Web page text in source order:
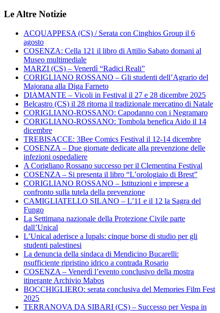
Le Altre Notizie
ACQUAPPESA (CS) / Serata con Cinghios Group il 6
agosto
COSENZA: Cella 121 il libro di Attilio Sabato domani al
Museo multimediale
MARZI (CS) – Venerdì “Radici Reali”
CORIGLIANO ROSSANO – Gli studenti dell’Agrario del
Majorana alla Diga Farneto
DIAMANTE – Vicoli in Festival il 27 e 28 dicembre 2025
Belcastro (CS) il 28 ritorna il tradizionale mercatino di Natale
CORIGLIANO-ROSSANO: Capodanno con i Negramaro
CORIGLIANO-ROSSANO: Tombola benefica Aido il 14
dicembre
TREBISACCE: 3Bee Comics Festival il 12-14 dicembre
COSENZA – Due giornate dedicate alla prevenzione delle
infezioni ospedaliere
A Corigliano Rossano successo per il Clementina Festival
COSENZA – Si presenta il libro “L’orologiaio di Brest”
CORIGLIANO ROSSANO – Istituzioni e imprese a
confronto sulla tutela della prevenzione
CAMIGLIATELLO SILANO – L’11 e il 12 la Sagra del
Fungo
La Settimana nazionale della Protezione Civile parte
dall’Unical
L’Unical aderisce a Iupals: cinque borse di studio per gli
studenti palestinesi
La denuncia della sindaca di Mendicino Bucarelli:
nsufficiente ripristino idrico a contrada Rosario
COSENZA – Venerdì l’evento conclusivo della mostra
itinerante Archivio Mabos
BOCCHIGLIERO: serata conclusiva del Memories Film Fest
2025
TERRANOVA DA SIBARI (CS) – Successo per Vespa in